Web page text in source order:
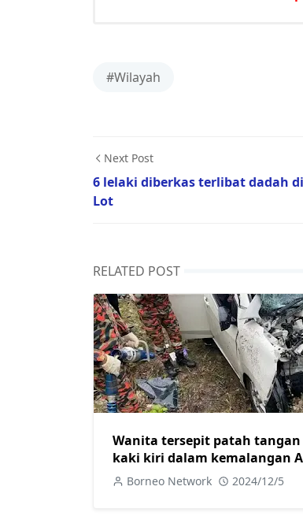
#Wilayah
Next Post
6 lelaki diberkas terlibat dadah
Lot
RELATED POST
Wanita tersepit patah tangan
kaki kiri dalam kemalangan
Mitsubishi di Jalan Camar
Borneo Network 2024/12/5